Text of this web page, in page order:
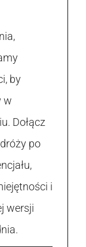
by
w
Dołącz
po
i
wersji